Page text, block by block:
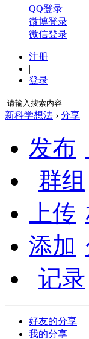
QQ登录
微博登录
微信登录
注册
|
登录
新科学想法 › 分享
发布
群组
上传
添加
记录
好友的分享
我的分享